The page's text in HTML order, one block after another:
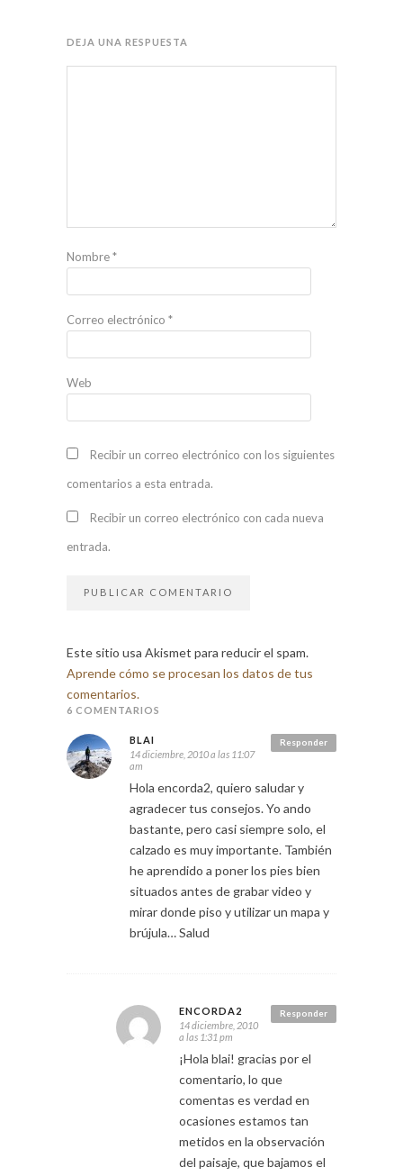
DEJA UNA RESPUESTA
Nombre*
Correo electrónico *
Web
Recibir un correo electrónico con los siguientes
comentarios a esta entrada.
Recibir un correo electrónico con cada nueva
entrada.
Este sitio usa Akismet para reducir el spam.
Aprende cómo se procesan los datos de tus
comentarios.
6 COMENTARIOS
Responder
BLAI
14 diciembre, 2010 a las 11:07
am
Hola encorda2, quiero saludar y
agradecer tus consejos. Yo ando
bastante, pero casi siempre solo, el
calzado es muy importante. También
he aprendido a poner los pies bien
situados antes de grabar video y
mirar donde piso y utilizar un mapa y
brújula… Salud
Responder
ENCORDA2
14 diciembre, 2010
a las 1:31 pm
¡Hola blai! gracias por el
comentario, lo que
comentas es verdad en
ocasiones estamos tan
metidos en la observación
del paisaje, que bajamos el